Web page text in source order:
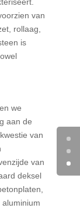
van
rollaag,
is
we
aan de
van
van
deksel